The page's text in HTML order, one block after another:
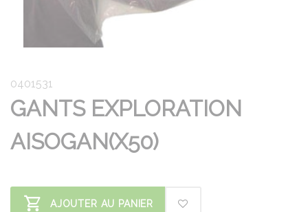
0401531
GANTS EXPLORATION
AISOGAN(X50)
AJOUTER AU PANIER